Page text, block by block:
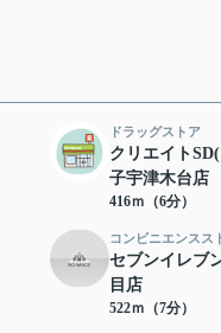
ドラッグストア
クリエイト
子宇津木台店
416ｍ（6分）
コンビニエンスス
セブンイレブ
目店
522ｍ（7分）